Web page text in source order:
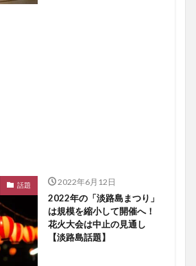
話題 2022年6月12日
2022年の「淡路島まつり」
は規模を縮小して開催へ！
花火大会は中止の見通し
【淡路島話題】